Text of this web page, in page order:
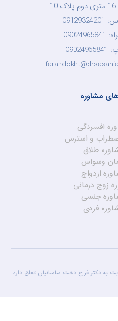
مشاوره
افسردگی
و استرس
طلاق
وسواس
ازدواج
زوج درمانی
جنسی
فردی
به دکتر فرح دخت ساسانیان تعلق دارد.